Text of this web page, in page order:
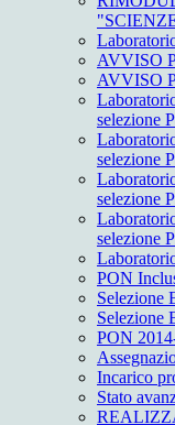
AVVISO
AVVISO
selezione
selezione
selezione
selezione
PON
Selezione
Selezione
PON
Incarico
Stato